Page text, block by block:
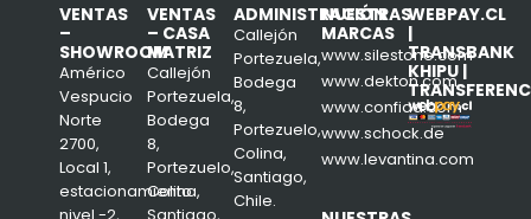
VENTAS
–
SHOWROOM
Américo
Vespucio
Norte
2700,
Local 1,
estacionamiento
VENTAS
– CASA
MATRIZ
Callejón
Portezuela,
Bodega
8,
Portezuelo,
Colina,
ADMINISTRACIÓN
Callejón
Portezuela,
Bodega
8,
Portezuelo,
Colina,
Santiago,
Chile.
NUESTRAS
MARCAS
www.silestone.com
www.dekton.com
www.confiad.com
www.schock.de
www.levantina.com
WEBPAY.CL
|
TRANSBANK
KHIPU |